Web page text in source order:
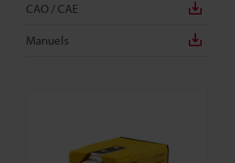
CAO / CAE
Manuels